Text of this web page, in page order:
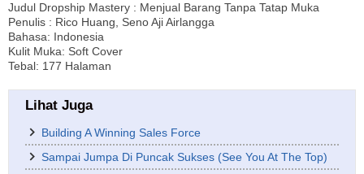
Judul Dropship Mastery : Menjual Barang Tanpa Tatap Muka
Penulis : Rico Huang, Seno Aji Airlangga
Bahasa: Indonesia
Kulit Muka: Soft Cover
Tebal: 177 Halaman
Lihat Juga
Building A Winning Sales Force
Sampai Jumpa Di Puncak Sukses (See You At The Top)